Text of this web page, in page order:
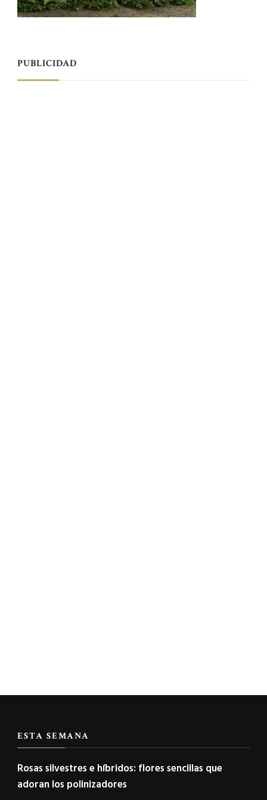
PUBLICIDAD
ESTA SEMANA
Rosas silvestres e híbridos: flores sencillas que
adoran los polinizadores